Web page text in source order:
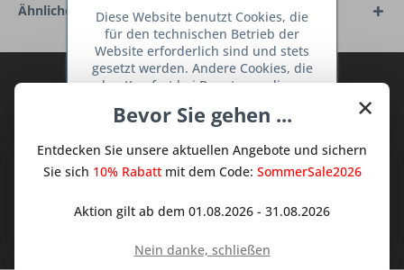
Ähnliche Artikel
Abonnieren Sie den kostenlosen Deine
Sie keine Neuigkeit oder Aktion mehr aus
dem Traum Küchen - Shop.
Ich habe dieDatenschutzbestimmungen
zur Kenntnis genommen.
×
Bevor Sie gehen ...
Entdecken Sie unsere aktuellen Angebote und sichern
Sie sich 10% Rabattmit dem Code: SommerSale2026
Aktion gilt ab dem 01.08.2026 - 31.08.2026
Nein danke, schließen
Diese Website benutzt Cookies, die
für den technischen Betrieb der
Website erforderlich sind und stets
gesetzt werden. Andere Cookies, die
den Komfort bei Benutzung dieser
dienen oder die Interaktion mit
Netzwerken vereinfachen sollen,
werden nur mit Ihrer Zustimmung
Ablehnen